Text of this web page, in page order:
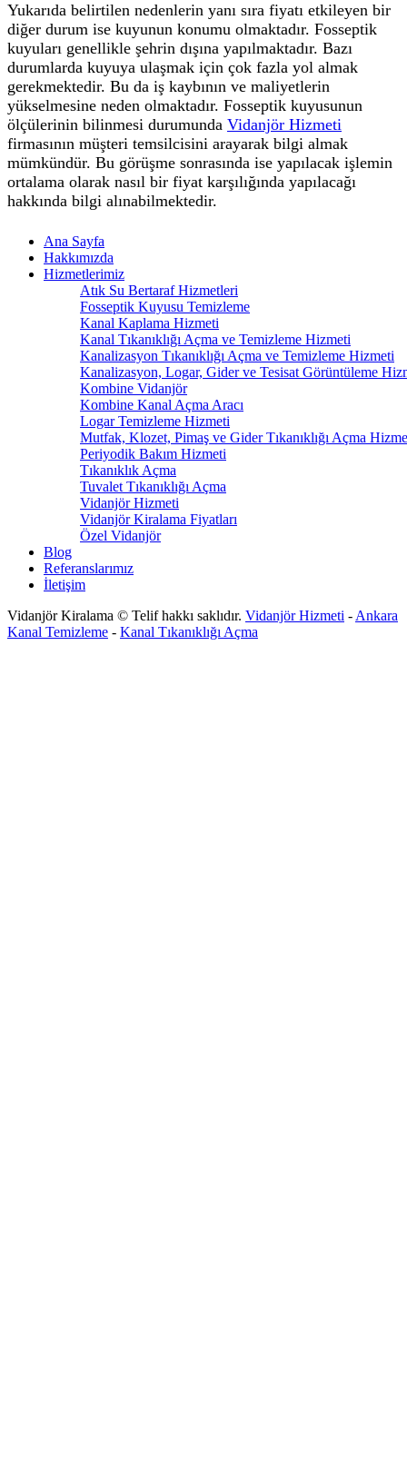
Yukarıda belirtilen nedenlerin yanı sıra fiyatı etkileyen bir
diğer durum ise kuyunun konumu olmaktadır. Fosseptik
kuyuları genellikle şehrin dışına yapılmaktadır. Bazı
durumlarda kuyuya ulaşmak için çok fazla yol almak
gerekmektedir. Bu da iş kaybının ve maliyetlerin
yükselmesine neden olmaktadır. Fosseptik kuyusunun
ölçülerinin bilinmesi durumunda Vidanjör Hizmeti
firmasının müşteri temsilcisini arayarak bilgi almak
mümkündür. Bu görüşme sonrasında ise yapılacak işlemin
ortalama olarak nasıl bir fiyat karşılığında yapılacağı
hakkında bilgi alınabilmektedir.
Ana Sayfa
Hakkımızda
Hizmetlerimiz
Atık Su Bertaraf Hizmetleri
Fosseptik Kuyusu Temizleme
Kanal Kaplama Hizmeti
Kanal Tıkanıklığı Açma ve Temizleme Hizmeti
Kanalizasyon Tıkanıklığı Açma ve Temizleme Hizmeti
Kanalizasyon, Logar, Gider ve Tesisat Görüntüleme
Kombine Vidanjör
Kombine Kanal Açma Aracı
Logar Temizleme Hizmeti
Mutfak, Klozet, Pimaş ve Gider Tıkanıklığı Açma
Periyodik Bakım Hizmeti
Tıkanıklık Açma
Tuvalet Tıkanıklığı Açma
Vidanjör Hizmeti
Vidanjör Kiralama Fiyatları
Özel Vidanjör
Blog
Referanslarımız
İletişim
Vidanjör Kiralama © Telif hakkı saklıdır. Vidanjör Hizmeti -Ankara
Kanal Temizleme - Kanal Tıkanıklığı Açma